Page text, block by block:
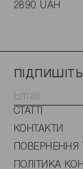
2890 UAH
СТАТТІ
КОНТАКТИ
ПОВЕРНЕННЯ
ПОЛІТИКА